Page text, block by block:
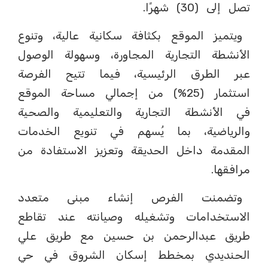
تصل إلى (30) شهرًا.
ويتميز الموقع بكثافة سكانية عالية، وتنوع
الأنشطة التجارية المجاورة، وسهولة الوصول
عبر الطرق الرئيسية، فيما تتيح الفرصة
استثمار (25%) من إجمالي مساحة الموقع
في الأنشطة التجارية والتعليمية والصحية
والرياضية، بما يُسهم في تنويع الخدمات
المقدمة داخل الحديقة وتعزيز الاستفادة من
مرافقها.
وتضمنت الفرص إنشاء مبنى متعدد
الاستخدامات وتشغيله وصيانته عند تقاطع
طريق عبدالرحمن بن حسين مع طريق علي
الحنديدي بمخطط إسكان الشروق في حي